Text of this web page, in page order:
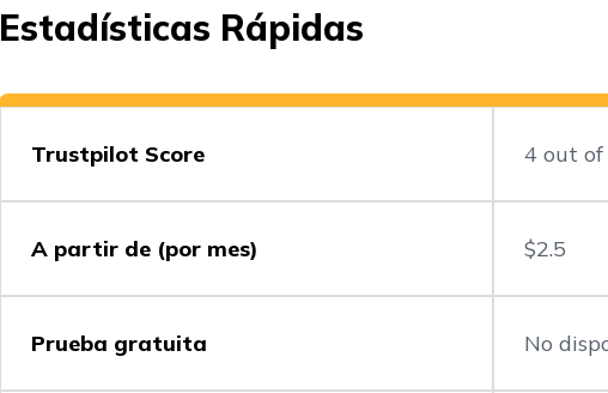
Estadísticas Rápidas
Trustpilot Score 4 out of
A partir de (por mes) $2.5
Prueba gratuita No